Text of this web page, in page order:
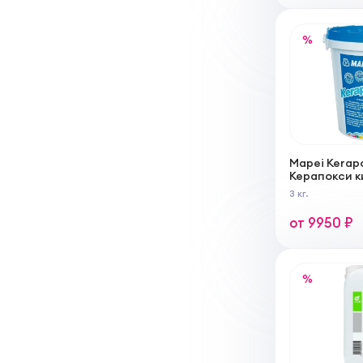
%
Mapei
Керапокси
эпоксидный
швов
3 кг.
от 9950 ₽
%